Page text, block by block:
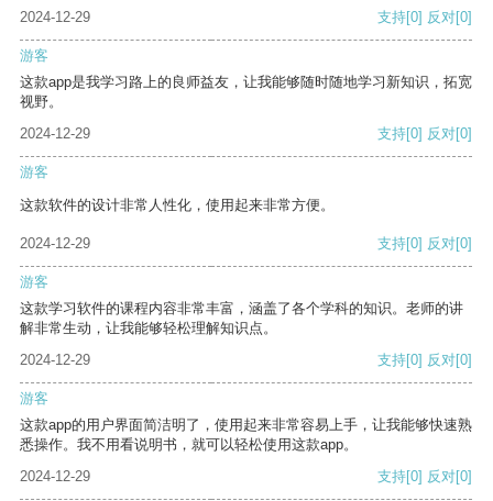
2024-12-29
支持[0] 反对[0]
游客
这款app是我学习路上的良师益友，让我能够随时随地学习新知识，拓宽
视野。
2024-12-29
支持[0] 反对[0]
游客
这款软件的设计非常人性化，使用起来非常方便。
2024-12-29 支持[0] 反对[0]
游客
这款学习软件的课程内容非常丰富，涵盖了各个学科的知识。老师的讲
解非常生动，让我能够轻松理解知识点。
2024-12-29
支持[0] 反对[0]
游客
这款app的用户界面简洁明了，使用起来非常容易上手，让我能够快速熟
悉操作。我不用看说明书，就可以轻松使用这款app。
2024-12-29
支持[0] 反对[0]